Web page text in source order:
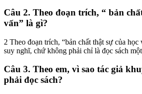
Câu 2. Theo đoạn trích, “ bản
vấn” là gì?
2 Theo đoạn trích, “bản chất thật sự của học
suy nghĩ, chứ không phải chỉ là đọc sách
Câu 3. Theo em, vì sao tác giả
phải đọc sách?